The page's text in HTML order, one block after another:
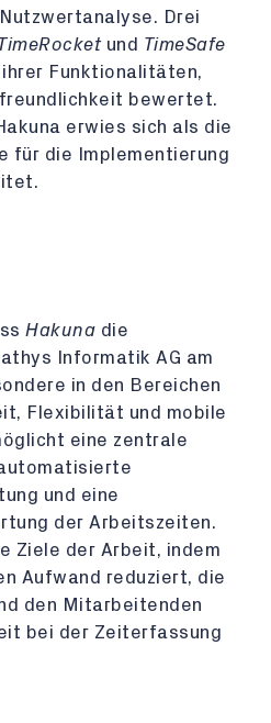
Drei
und TimeSafe
Funktionalitäten,
bewertet.
erwies sich als die
für die Implementierung
Hakuna die
Informatik AG am
in den Bereichen
Flexibilität und mobile
eine zentrale
und eine
der Arbeitszeiten.
Ziele der Arbeit, indem
Aufwand reduziert, die
den Mitarbeitenden
bei der Zeiterfassung